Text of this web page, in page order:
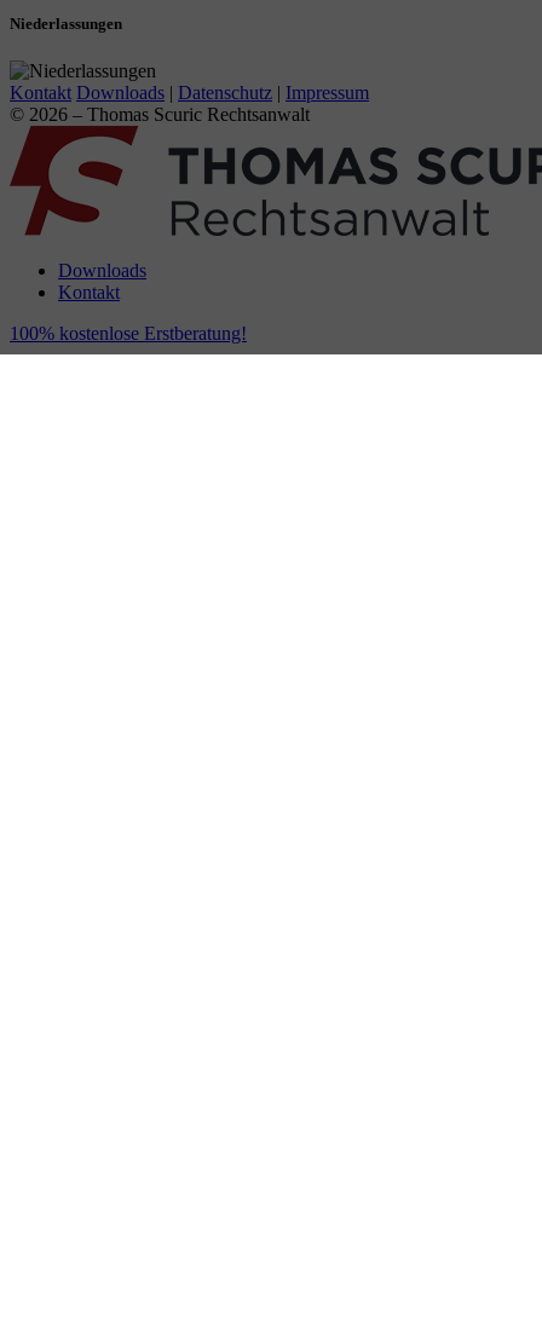
Niederlassungen
Kontakt Downloads | Datenschutz | Impressum
© 2026 – Thomas Scuric Rechtsanwalt
Downloads
Kontakt
100% kostenlose Erstberatung!